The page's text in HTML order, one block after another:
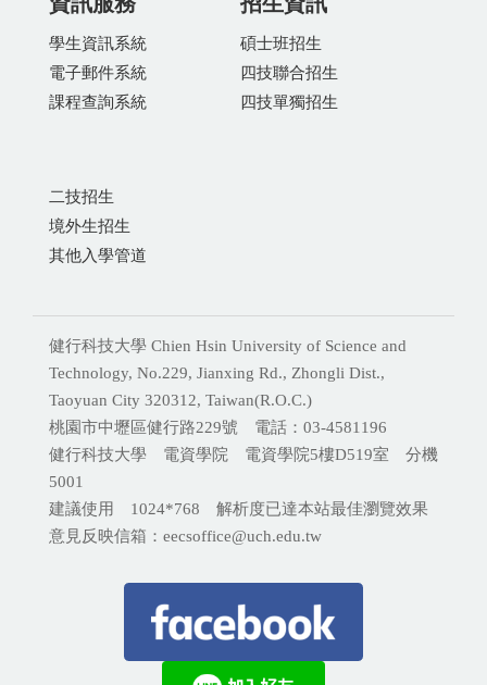
學生資訊系統
電子郵件系統
課程查詢系統
碩士班招生
四技聯合招生
四技單獨招生
二技招生
境外生招生
其他入學管道
健行科技大學 Chien Hsin University of Science and
Technology, No.229, Jianxing Rd., Zhongli Dist.,
Taoyuan City 320312, Taiwan(R.O.C.)
桃園市中壢區健行路229號 電話：03-4581196
健行科技大學 電資學院 電資學院5樓D519室 分機
5001
建議使用 1024*768 解析度已達本站最佳瀏覽效果
意見反映信箱：eecsoffice@uch.edu.tw